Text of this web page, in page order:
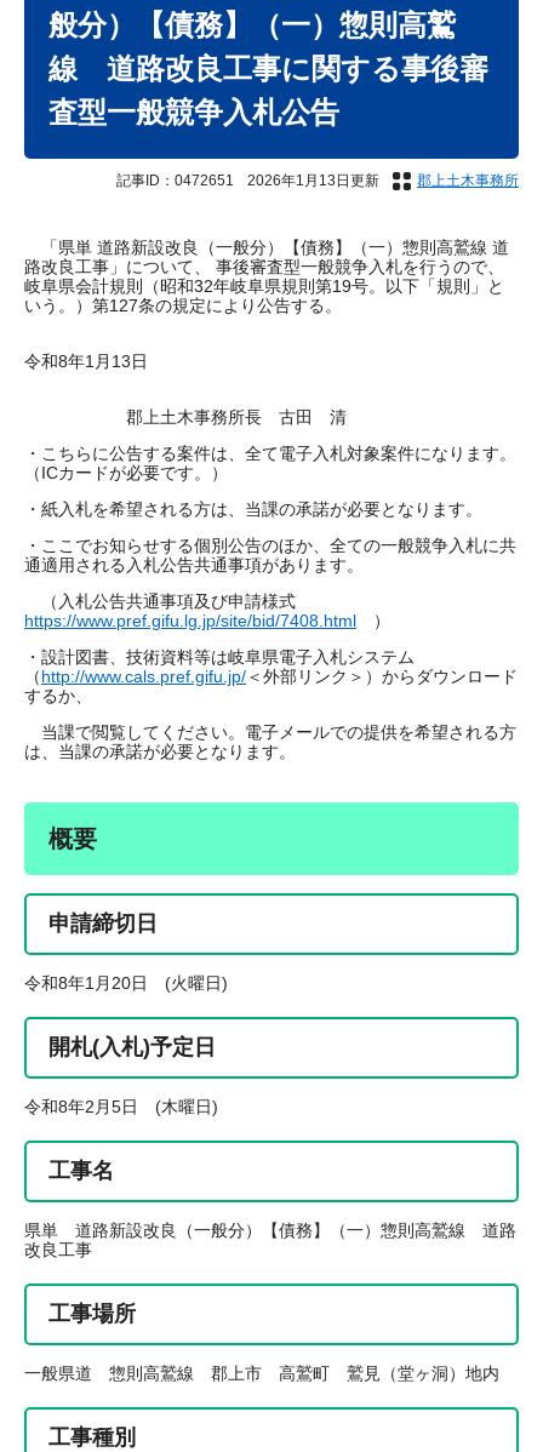
般分）【債務】（一）惣則高鷲
線 道路改良工事に関する事後審
査型一般競争入札公告
記事ID：0472651 2026年1月13日更新 郡上土木事務所
「県単 道路新設改良（一般分）【債務】（一）惣則高鷲線 道
路改良工事」について、 事後審査型一般競争入札を行うので、
岐阜県会計規則（昭和32年岐阜県規則第19号。以下「規則」と
いう。）第127条の規定により公告する。
令和8年1月13日
郡上土木事務所長 古田 清
・こちらに公告する案件は、全て電子入札対象案件になります。
（ICカードが必要です。）
・紙入札を希望される方は、当課の承諾が必要となります。
・ここでお知らせする個別公告のほか、全ての一般競争入札に共
通適用される入札公告共通事項があります。
（入札公告共通事項及び申請様式
https://www.pref.gifu.lg.jp/site/bid/7408.html ）
・設計図書、技術資料等は岐阜県電子入札システム
（http://www.cals.pref.gifu.jp/＜外部リンク＞ ）からダウンロード
するか、
当課で閲覧してください。電子メールでの提供を希望される方
は、当課の承諾が必要となります。
概要
申請締切日
令和8年1月20日 (火曜日)
開札(入札)予定日
令和8年2月5日 (木曜日)
工事名
県単 道路新設改良（一般分）【債務】（一）惣則高鷲線 道路
改良工事
工事場所
一般県道 惣則高鷲線 郡上市 高鷲町 鷲見（堂ヶ洞）地内
工事種別